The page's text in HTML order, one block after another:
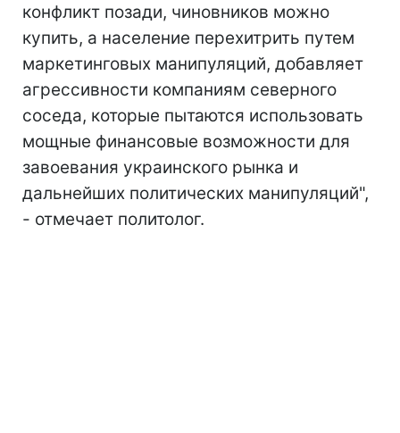
конфликт позади, чиновников можно
купить, а население перехитрить путем
маркетинговых манипуляций, добавляет
агрессивности компаниям северного
соседа, которые пытаются использовать
мощные финансовые возможности для
завоевания украинского рынка и
дальнейших политических манипуляций",
- отмечает политолог.